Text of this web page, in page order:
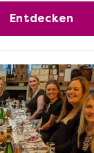
Entdecken